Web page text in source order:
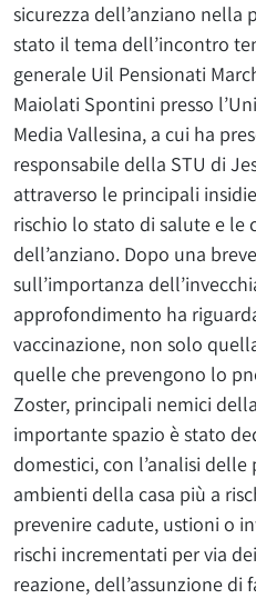
sicurezza dell’anziano nella
stato il tema dell’incontro
generale Uil Pensionati
Maiolati Spontini presso
Media Vallesina, a cui ha
responsabile della STU di
attraverso le principali
rischio lo stato di salute e le
dell’anziano. Dopo una
sull’importanza
approfondimento ha
vaccinazione, non solo
quelle che prevengono lo
Zoster, principali nemici
importante spazio è stato
domestici, con l’analisi
ambienti della casa più a
prevenire cadute, ustioni o
rischi incrementati per via
reazione, dell’assunzione di